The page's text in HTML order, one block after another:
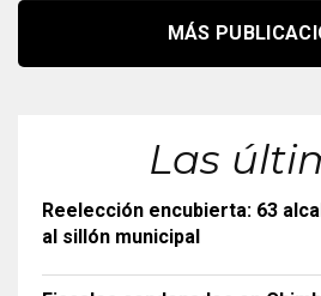
MÁS
Las
Reelección encubierta: 63
al sillón municipal